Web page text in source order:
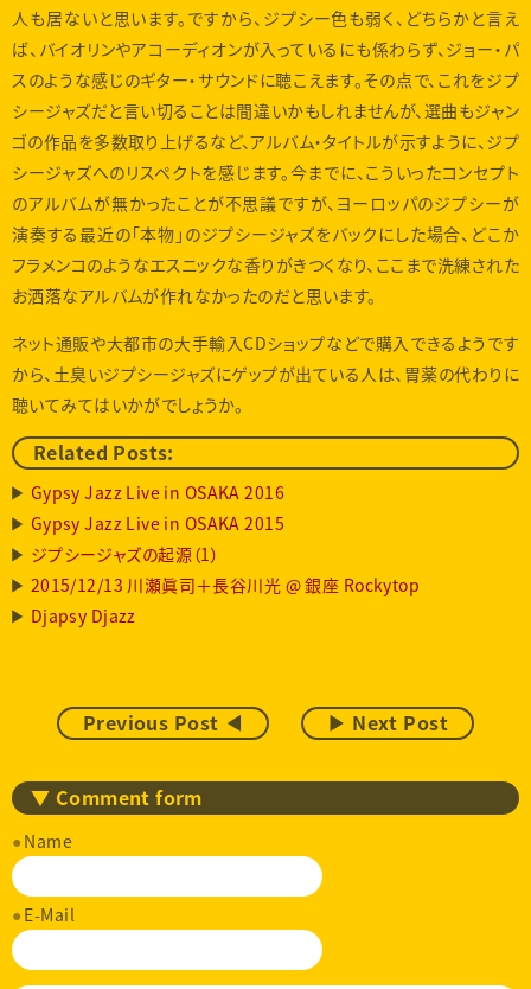
人も居ないと思います。ですから、ジプシー色も弱く、どちらかと言え
ば、バイオリンやアコーディオンが入っているにも係わらず、ジョー・パ
スのような感じのギター・サウンドに聴こえます。その点で、これをジプ
シージャズだと言い切ることは間違いかもしれませんが、選曲もジャン
ゴの作品を多数取り上げるなど、アルバム・タイトルが示すように、ジプ
シージャズへのリスペクトを感じます。今までに、こういったコンセプト
のアルバムが無かったことが不思議ですが、ヨーロッパのジプシーが
演奏する最近の「本物」のジプシージャズをバックにした場合、どこか
フラメンコのようなエスニックな香りがきつくなり、ここまで洗練された
お洒落なアルバムが作れなかったのだと思います。
ネット通販や大都市の大手輸入CDショップなどで購入できるようです
から、土臭いジプシージャズにゲップが出ている人は、胃薬の代わりに
聴いてみてはいかがでしょうか。
Related Posts:
Gypsy Jazz Live in OSAKA 2016
Gypsy Jazz Live in OSAKA 2015
ジプシージャズの起源（1）
2015/12/13 川瀬眞司＋長谷川光 @ 銀座 Rockytop
Djapsy Djazz
Previous Post ◀ ▶ Next Post
▼ Comment form
Name
E-Mail